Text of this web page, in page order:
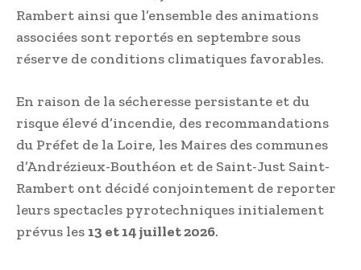
Rambert ainsi que l’ensemble des animations
associées sont reportés en septembre sous
réserve de conditions climatiques favorables.
En raison de la sécheresse persistante et du
risque élevé d’incendie, des recommandations
du Préfet de la Loire, les Maires des communes
d’Andrézieux-Bouthéon et de Saint-Just Saint-
Rambert ont décidé conjointement de reporter
leurs spectacles pyrotechniques initialement
prévus les 13 et 14 juillet 2026.